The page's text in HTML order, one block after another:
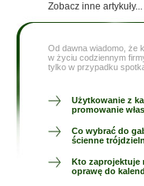
Zobacz inne artykuły...
Od dawna wiadomo, że
w życiu codziennym
tylko w przypadku
Użytkowanie z
promowanie
Co wybrać do
ścienne
Kto zaprojektuje
oprawę do